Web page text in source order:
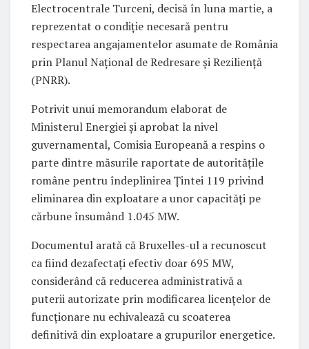
Electrocentrale Turceni, decisă în luna martie, a
reprezentat o condiție necesară pentru
respectarea angajamentelor asumate de România
prin Planul Național de Redresare și Reziliență
(PNRR).
Potrivit unui memorandum elaborat de
Ministerul Energiei și aprobat la nivel
guvernamental, Comisia Europeană a respins o
parte dintre măsurile raportate de autoritățile
române pentru îndeplinirea Țintei 119 privind
eliminarea din exploatare a unor capacități pe
cărbune însumând 1.045 MW.
Documentul arată că Bruxelles-ul a recunoscut
ca fiind dezafectați efectiv doar 695 MW,
considerând că reducerea administrativă a
puterii autorizate prin modificarea licențelor de
funcționare nu echivalează cu scoaterea
definitivă din exploatare a grupurilor energetice.